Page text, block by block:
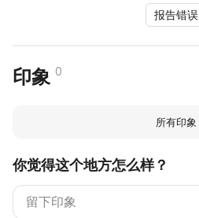
报告错误
印象 0
所有印象
你觉得这个地方怎么样？